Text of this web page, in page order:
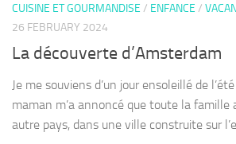
CUISINE ET GOURMANDISE / ENFANCE /
26 FEBRUARY 2024
La découverte d’Amsterdam
Je me souviens d’un jour ensoleillé de
maman m’a annoncé que toute la famille
autre pays, dans une ville construite sur